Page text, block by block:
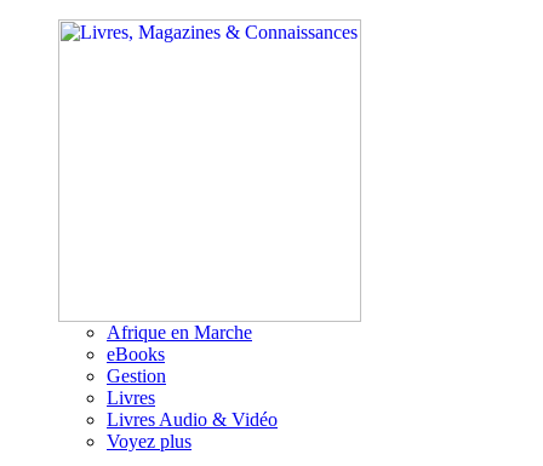
Afrique en Marche
eBooks
Gestion
Livres
Livres Audio & Vidéo
Voyez plus